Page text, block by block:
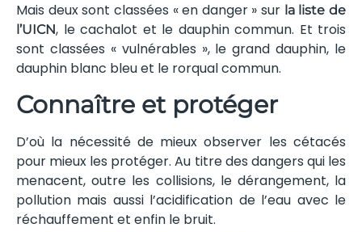
Mais deux sont classées « en danger » sur la liste de
l’UICN, le cachalot et le dauphin commun. Et trois
sont classées « vulnérables », le grand dauphin, le
dauphin blanc bleu et le rorqual commun.
Connaître et protéger
D’où la nécessité de mieux observer les cétacés
pour mieux les protéger. Au titre des dangers qui les
menacent, outre les collisions, le dérangement, la
pollution mais aussi l’acidification de l’eau avec le
réchauffement et enfin le bruit.